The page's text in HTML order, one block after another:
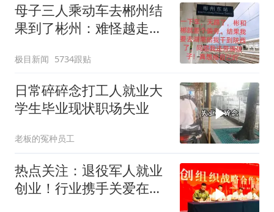
母子三人乘动车去郴州结
果到了彬州：难怪越走越
极目新闻 5734跟贴
日常碎碎念打工人就业大
学生毕业现状职场失业
老板的冤种员工
热点关注：退役军人就业
创业！行业携手关爱在行